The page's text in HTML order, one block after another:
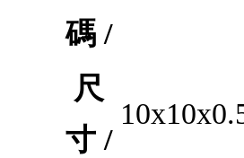
碼 /
尺
寸 /